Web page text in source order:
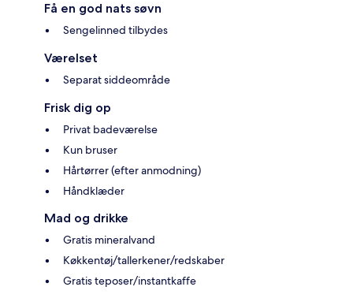
Få en god nats søvn
Sengelinned tilbydes
Værelset
Separat siddeområde
Frisk dig op
Privat badeværelse
Kun bruser
Hårtørrer (efter anmodning)
Håndklæder
Mad og drikke
Gratis mineralvand
Køkkentøj/tallerkener/redskaber
Gratis teposer/instantkaffe